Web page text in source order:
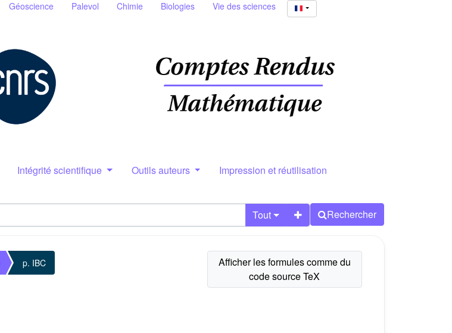
Géoscience Palevol Chimie Biologies Vie des sciences
Intégrité scientifique Outils auteurs Impression et réutilisation
Tout Rechercher
p. IBC